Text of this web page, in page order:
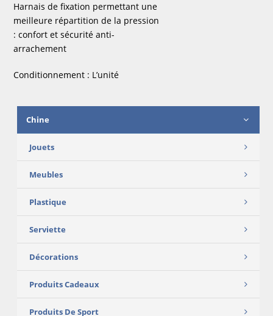
Harnais de fixation permettant une
meilleure répartition de la pression
: confort et sécurité anti-
arrachement
Conditionnement : L’unité
Chine
Jouets
Meubles
Plastique
Serviette
Décorations
Produits Cadeaux
Produits De Sport